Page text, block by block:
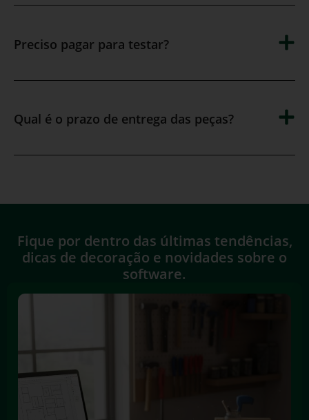
Preciso pagar para testar?
Qual é o prazo de entrega das peças?
Fique por dentro das últimas tendências,
dicas de decoração e novidades sobre o
software.